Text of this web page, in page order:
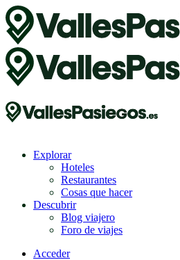
Explorar
Hoteles
Restaurantes
Cosas que hacer
Descubrir
Blog viajero
Foro de viajes
Acceder